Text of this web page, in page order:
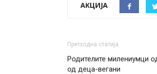
АКЦИЈА
Претходна статија
Родителите милениумци
од деца-вегани